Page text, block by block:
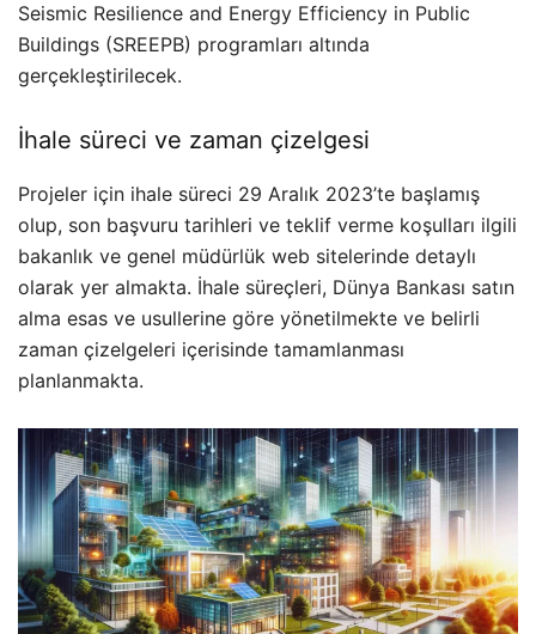
Seismic Resilience and Energy Efficiency in Public
Buildings (SREEPB) programları altında
gerçekleştirilecek.
İhale süreci ve zaman çizelgesi
Projeler için ihale süreci 29 Aralık 2023’te başlamış
olup, son başvuru tarihleri ve teklif verme koşulları ilgili
bakanlık ve genel müdürlük web sitelerinde detaylı
olarak yer almakta. İhale süreçleri, Dünya Bankası satın
alma esas ve usullerine göre yönetilmekte ve belirli
zaman çizelgeleri içerisinde tamamlanması
planlanmakta.